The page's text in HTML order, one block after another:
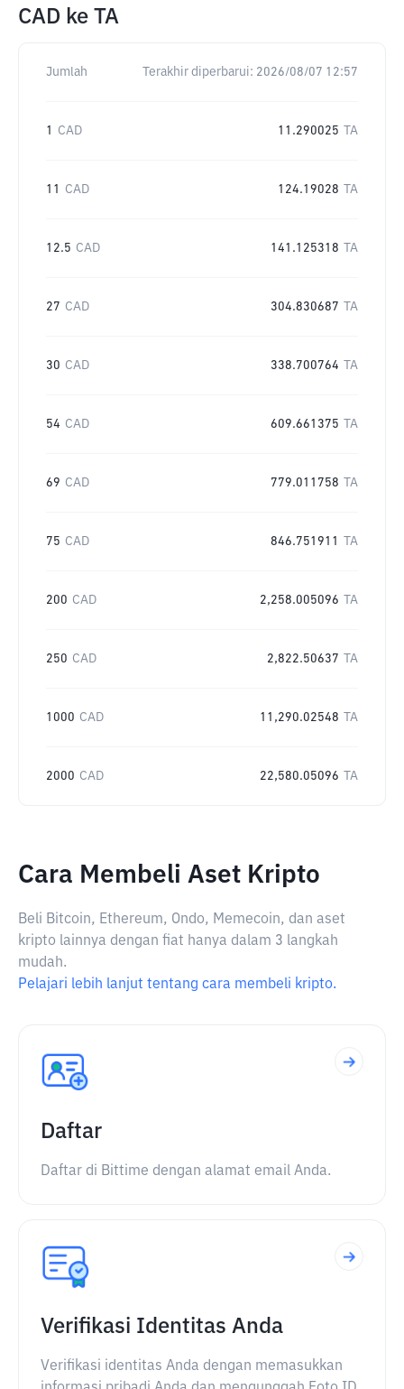
CAD ke TA
Jumlah Terakhir diperbarui: 2026/08/07 12:57
1 CAD 11.290025 TA
11 CAD 124.19028 TA
12.5 CAD 141.125318 TA
27 CAD 304.830687 TA
30 CAD 338.700764 TA
54 CAD 609.661375 TA
69 CAD 779.011758 TA
75 CAD 846.751911 TA
200 CAD 2,258.005096 TA
250 CAD 2,822.50637 TA
1000 CAD 11,290.02548 TA
2000 CAD 22,580.05096 TA
Cara Membeli Aset Kripto
Beli Bitcoin, Ethereum, Ondo, Memecoin, dan aset
kripto lainnya dengan fiat hanya dalam 3 langkah
mudah.
Pelajari lebih lanjut tentang cara membeli kripto.
Daftar
Daftar di Bittime dengan alamat email Anda.
Verifikasi Identitas Anda
Verifikasi identitas Anda dengan memasukkan